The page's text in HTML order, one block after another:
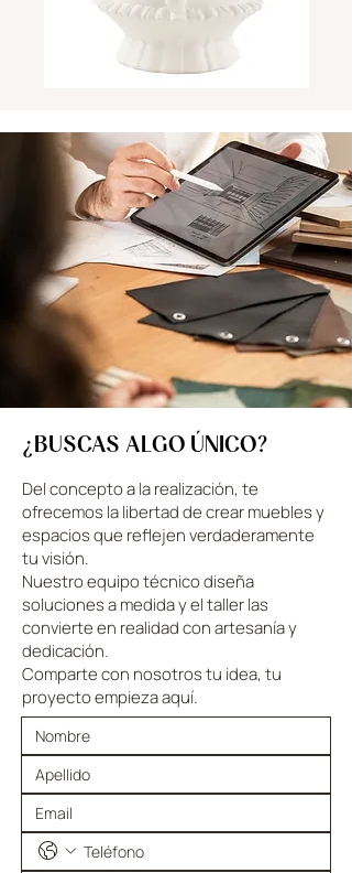
¿BUSCAS ALGO ÚNICO?
Del concepto a la realización, te
ofrecemos la libertad de crear muebles y
espacios que reflejen verdaderamente
tu visión.
Nuestro equipo técnico diseña
soluciones a medida y el taller las
convierte en realidad con artesanía y
dedicación.
Comparte con nosotros tu idea, tu
proyecto empieza aquí.